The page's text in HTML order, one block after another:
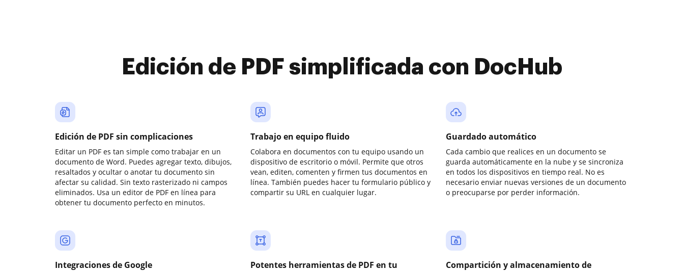
Edición de PDF simplificada con DocHub
Edición de PDF sin complicaciones
Editar un PDF es tan simple como trabajar en un
documento de Word. Puedes agregar texto, dibujos,
resaltados y ocultar o anotar tu documento sin
afectar su calidad. Sin texto rasterizado ni campos
eliminados. Usa un editor de PDF en línea para
obtener tu documento perfecto en minutos.
Trabajo en equipo fluido
Colabora en documentos con tu equipo usando un
dispositivo de escritorio o móvil. Permite que otros
vean, editen, comenten y firmen tus documentos en
línea. También puedes hacer tu formulario público y
compartir su URL en cualquier lugar.
Guardado automático
Cada cambio que realices en un documento se
guarda automáticamente en la nube y se sincroniza
en todos los dispositivos en tiempo real. No es
necesario enviar nuevas versiones de un documento
o preocuparse por perder información.
Integraciones de Google
Potentes herramientas de PDF en tu
Compartición y almacenamiento de